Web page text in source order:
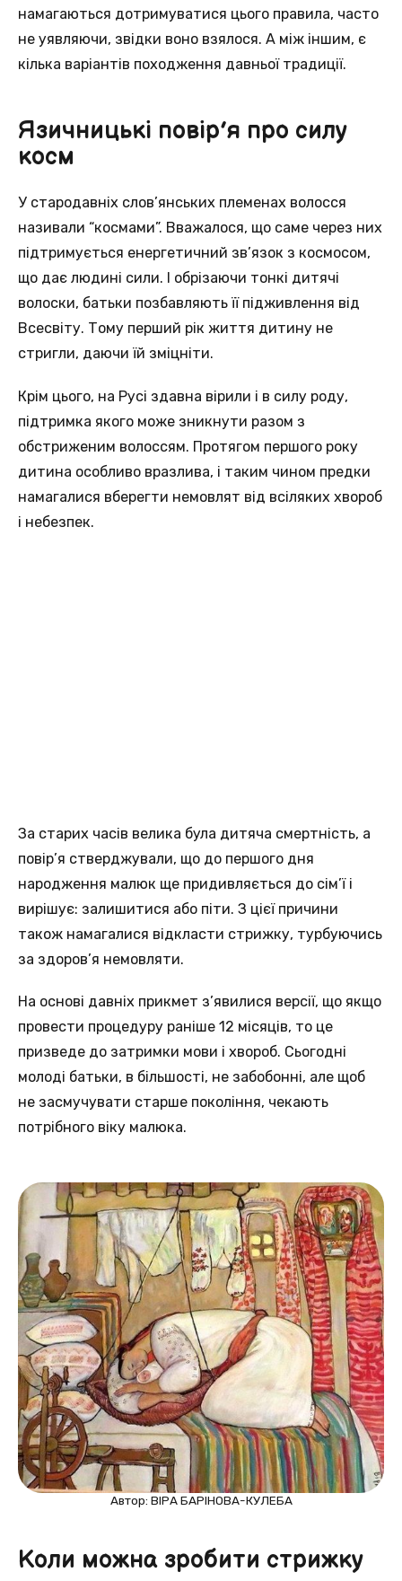
намагаються дотримуватися цього правила, часто
не уявляючи, звідки воно взялося. А між іншим, є
кілька варіантів походження давньої традиції.
Язичницькі повір’я про силу
косм
У стародавніх слов’янських племенах волосся
називали “космами”. Вважалося, що саме через них
підтримується енергетичний зв’язок з космосом,
що дає людині сили. І обрізаючи тонкі дитячі
волоски, батьки позбавляють її підживлення від
Всесвіту. Тому перший рік життя дитину не
стригли, даючи їй зміцніти.
Крім цього, на Русі здавна вірили і в силу роду,
підтримка якого може зникнути разом з
обстриженим волоссям. Протягом першого року
дитина особливо вразлива, і таким чином предки
намагалися вберегти немовлят від всіляких хвороб
і небезпек.
За старих часів велика була дитяча смертність, а
повір’я стверджували, що до першого дня
народження малюк ще придивляється до сім’ї і
вирішує: залишитися або піти. З цієї причини
також намагалися відкласти стрижку, турбуючись
за здоров’я немовляти.
На основі давніх прикмет з’явилися версії, що якщо
провести процедуру раніше 12 місяців, то це
призведе до затримки мови і хвороб. Сьогодні
молоді батьки, в більшості, не забобонні, але щоб
не засмучувати старше покоління, чекають
потрібного віку малюка.
Автор: ВІРА БАРІНОВА-КУЛЕБА
Коли можна зробити стрижку